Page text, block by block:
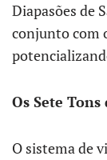
Diapasões de
conjunto com
Os Sete
O sistema de